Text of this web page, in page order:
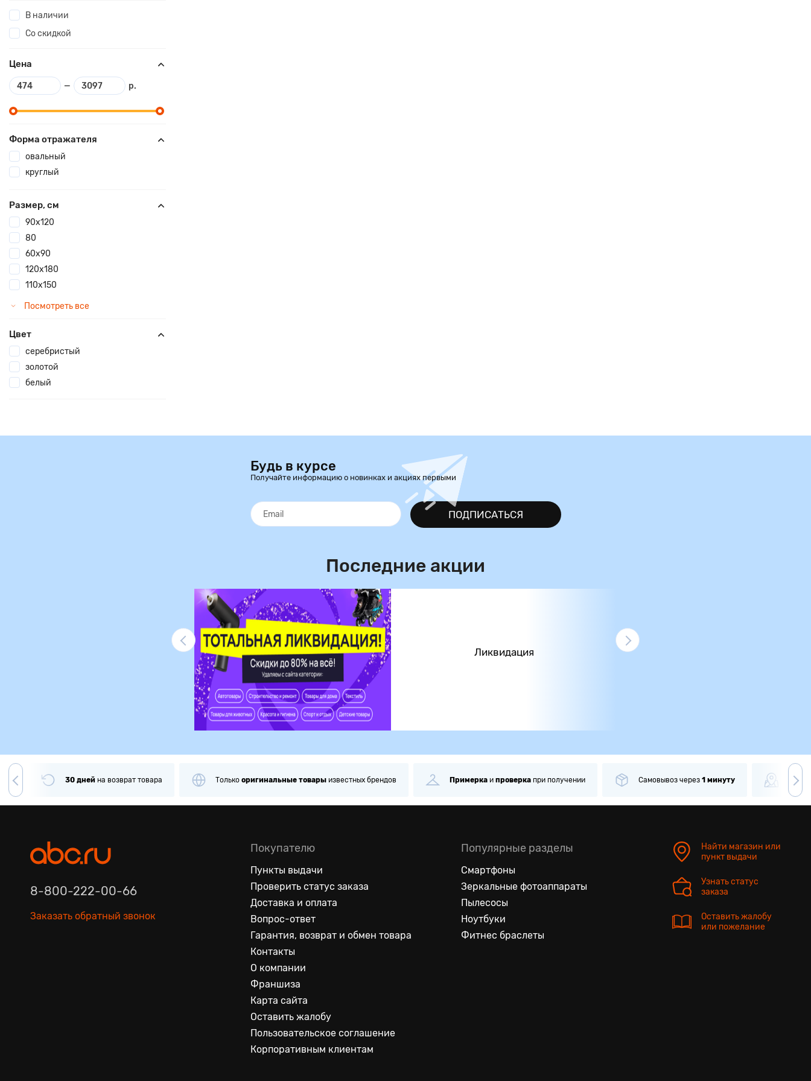
В наличии
Со скидкой
Цена
— р.
Форма отражателя
овальный
круглый
Размер, см
90х120
80
60х90
120x180
110х150
Посмотреть все
Цвет
серебристый
золотой
белый
Будь в курсе
Получайте информацию о новинках и акциях первыми
ПОДПИСАТЬСЯ
Последние акции
Ликвидация
30 дней на возврат товара Только оригинальные товары известных брендов Примерка и проверка при получении Самовывоз через 1 минуту Более
8-800-222-00-66
Заказать обратный звонок
Покупателю
Пункты выдачи
Проверить статус заказа
Доставка и оплата
Вопрос-ответ
Гарантия, возврат и обмен товара
Контакты
О компании
Франшиза
Карта сайта
Оставить жалобу
Пользовательское соглашение
Корпоративным клиентам
Популярные разделы
Смартфоны
Зеркальные фотоаппараты
Пылесосы
Ноутбуки
Фитнес браслеты
Найти магазин или
пункт выдачи
Узнать статус
заказа
Оставить жалобу
или пожелание